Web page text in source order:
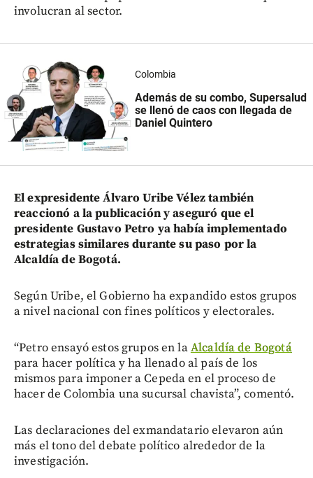
involucran al sector.
Colombia
Además de su combo, Supersalud
se llenó de caos con llegada de
Daniel Quintero
El expresidente Álvaro Uribe Vélez también
reaccionó a la publicación y aseguró que el
presidente Gustavo Petro ya había implementado
estrategias similares durante su paso por la
Alcaldía de Bogotá.
Según Uribe, el Gobierno ha expandido estos grupos
a nivel nacional con fines políticos y electorales.
“Petro ensayó estos grupos en laAlcaldía de Bogotá
para hacer política y ha llenado al país de los
mismos para imponer a Cepeda en el proceso de
hacer de Colombia una sucursal chavista”, comentó.
Las declaraciones del exmandatario elevaron aún
más el tono del debate político alrededor de la
investigación.